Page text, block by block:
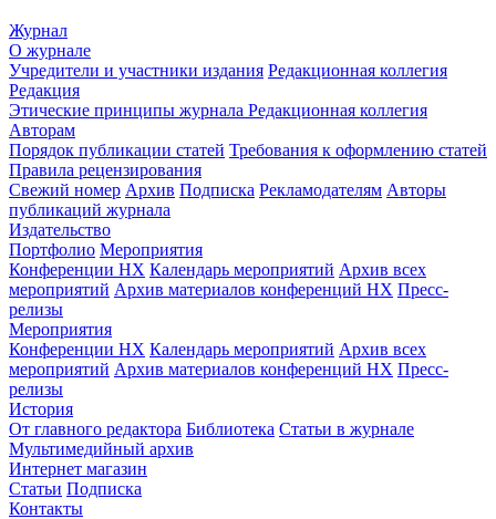
Журнал
О журнале
Учредители и участники издания Редакционная коллегия
Редакция
Этические принципы журнала Редакционная коллегия
Авторам
Порядок публикации статей Требования к оформлению статей
Правила рецензирования
Свежий номер Архив Подписка Рекламодателям Авторы
публикаций журнала
Издательство
Портфолио Мероприятия
Конференции НХ Календарь мероприятий Архив всех
мероприятий Архив материалов конференций НХ Пресс-
релизы
Мероприятия
Конференции НХ Календарь мероприятий Архив всех
мероприятий Архив материалов конференций НХ Пресс-
релизы
История
От главного редактора Библиотека Статьи в журнале
Мультимедийный архив
Интернет магазин
Статьи Подписка
Контакты